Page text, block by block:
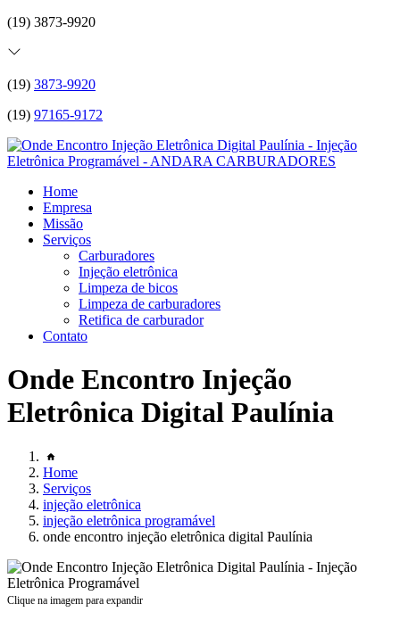
(19) 3873-9920
(19) 3873-9920
(19) 97165-9172
Home
Empresa
Missão
Serviços
Carburadores
Injeção eletrônica
Limpeza de bicos
Limpeza de carburadores
Retifica de carburador
Contato
Onde Encontro Injeção
Eletrônica Digital Paulínia
Home
Serviços
injeção eletrônica
injeção eletrônica programável
onde encontro injeção eletrônica digital Paulínia
Clique na imagem para expandir